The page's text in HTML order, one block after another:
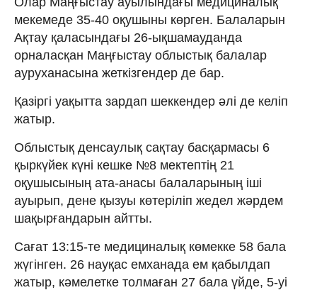
мекемеде 35-40 оқушыны көрген. Балаларын
Ақтау қаласындағы 26-ықшамауданда
орналасқан Маңғыстау облыстық балалар
ауруханасына жеткізгендер де бар.
Қазіргі уақытта зардап шеккендер әлі де келіп
жатыр.
Облыстық денсаулық сақтау басқармасы 6
қыркүйек күні кешке №8 мектептің 21
оқушысының ата-анасы балаларының іші
ауырып, дене қызуы көтеріліп жедел жәрдем
шақырғандарын айтты.
Сағат 13:15-те медициналық көмекке 58 бала
жүгінген. 26 науқас емханада ем қабылдап
жатыр, кәмелетке толмаған 27 бала үйде, 5-уі